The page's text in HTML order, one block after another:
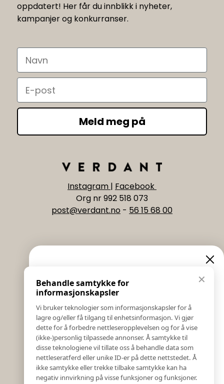
oppdatert! Her får du innblikk i nyheter,
kampanjer og konkurranser.
Navn
Email
Meld meg på
Instagram | Facebook
Org nr 992 518 073
post@verdant.no - 56 15 68 00
Informasjon
Salgs & Leveringsbetingelser
Registrer reklamasjon eller retur
Kontakt Oss
Bildebank
Følg Oss
Prislister
Etiske Retningslinjer
Åpenhetsloven
✕
Behandle samtykke for
informasjonskapsler
Vi bruker teknologier som informasjonskapsler for å
lagre og/eller få tilgang til enhetsinformasjon. Vi gjør
dette for å forbedre nettleseropplevelsen og for å vise
(ikke-)personlig tilpassede annonser. Å samtykke til
disse teknologiene vil tillate oss å behandle data som
nettleseratferd eller unike ID-er på dette nettstedet. Å
ikke samtykke eller trekke tilbake samtykke kan ha
negativ innvirkning på visse funksjoner og funksjoner.
Eksklusive nyheter og
tilbud
Meld deg på vårt nyhetsbrev og hold deg oppdatert!
Her får du innblikk i nyheter, kampanjer og
konkurranser.
E-post